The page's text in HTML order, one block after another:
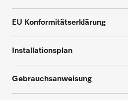
Fordern Sie Ihren
Beratungstermin für
Planung
Bedarf und
Nehmen Sie
EU Konformitätserklärung
Installationsplan
Gebrauchsanweisung